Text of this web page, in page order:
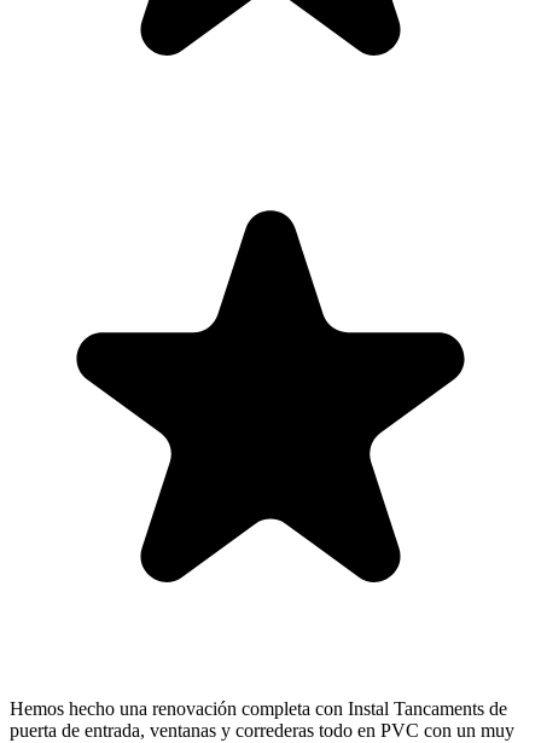
Hemos hecho una renovación completa con Instal Tancaments de
puerta de entrada, ventanas y correderas todo en PVC con un muy